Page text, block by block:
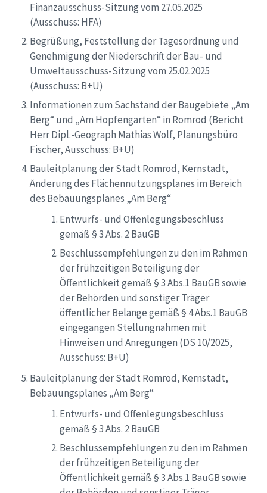
Finanzausschuss-Sitzung vom 27.05.2025
(Ausschuss: HFA)
Begrüßung, Feststellung der Tagesordnung und
Genehmigung der Niederschrift der Bau- und
Umweltausschuss-Sitzung vom 25.02.2025
(Ausschuss: B+U)
Informationen zum Sachstand der Baugebiete „Am
Berg“ und „Am Hopfengarten“ in Romrod (Bericht
Herr Dipl.-Geograph Mathias Wolf, Planungsbüro
Fischer, Ausschuss: B+U)
Bauleitplanung der Stadt Romrod, Kernstadt,
Änderung des Flächennutzungsplanes im Bereich
des Bebauungsplanes „Am Berg“
Entwurfs- und Offenlegungsbeschluss
gemäß § 3 Abs. 2 BauGB
Beschlussempfehlungen zu den im Rahmen
der frühzeitigen Beteiligung der
Öffentlichkeit gemäß § 3 Abs.1 BauGB sowie
der Behörden und sonstiger Träger
öffentlicher Belange gemäß § 4 Abs.1 BauGB
eingegangen Stellungnahmen mit
Hinweisen und Anregungen (DS 10/2025,
Ausschuss: B+U)
Bauleitplanung der Stadt Romrod, Kernstadt,
Bebauungsplanes „Am Berg“
Entwurfs- und Offenlegungsbeschluss
gemäß § 3 Abs. 2 BauGB
Beschlussempfehlungen zu den im Rahmen
der frühzeitigen Beteiligung der
Öffentlichkeit gemäß § 3 Abs.1 BauGB sowie